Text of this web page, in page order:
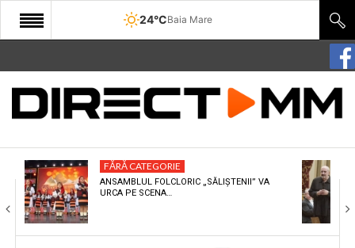
24°CBaia Mare
START
COMUNITATE
CULTURA
ECONOMIE
SANATATE
FĂRĂ CATEGORIE
ANSAMBLUL FOLCLORIC „SĂLIȘTENII” VA
URCA PE SCENA…